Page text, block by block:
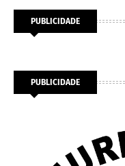
PUBLICIDADE
PUBLICIDADE